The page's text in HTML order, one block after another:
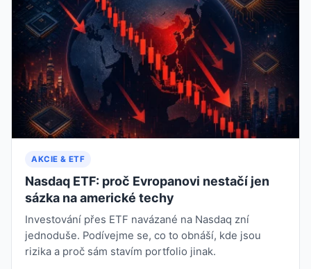
AKCIE & ETF
Nasdaq ETF: proč Evropanovi nestačí jen
sázka na americké techy
Investování přes ETF navázané na Nasdaq zní
jednoduše. Podívejme se, co to obnáší, kde jsou
rizika a proč sám stavím portfolio jinak.